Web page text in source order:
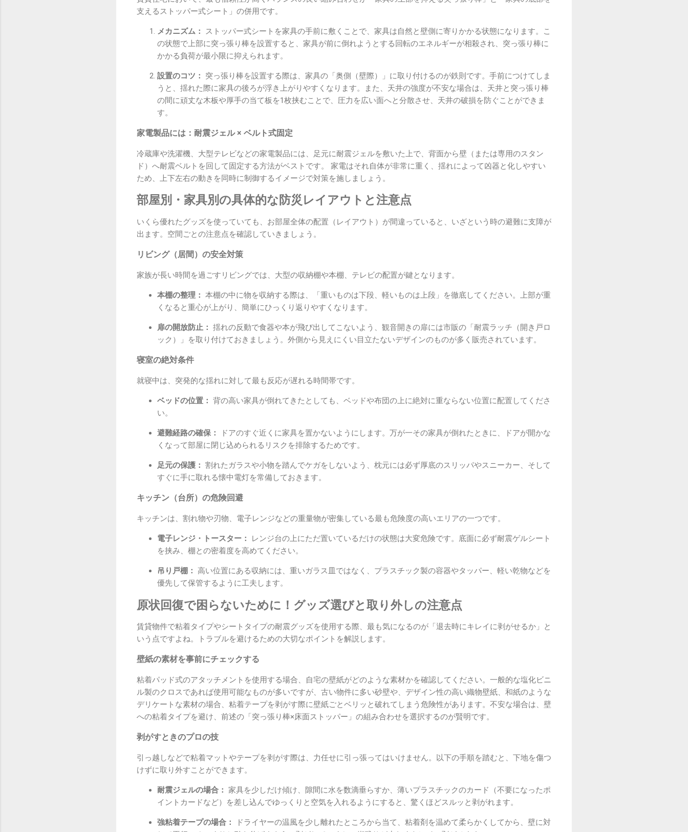
支えるストッパー式シート」の併用です。
メカニズム：
ストッパー式シートを家具の手前に敷くことで、家具は自然と壁側に寄りかかる状態になります。こ
の状態で上部に突っ張り棒を設置すると、家具が前に倒れようとする回転のエネルギーが相殺され、突っ張り棒に
かかる負荷が最小限に抑えられます。
設置のコツ：
突っ張り棒を設置する際は、家具の「奥側（壁際）」に取り付けるのが鉄則です。手前につけてしま
うと、揺れた際に家具の後ろが浮き上がりやすくなります。また、天井の強度が不安な場合は、天井と突っ張り棒
の間に頑丈な木板や厚手の当て板を1枚挟むことで、圧力を広い面へと分散させ、天井の破損を防ぐことができま
す。
家電製品には：耐震ジェル × ベルト式固定
冷蔵庫や洗濯機、大型テレビなどの家電製品には、足元に耐震ジェルを敷いた上で、背面から壁（または専用のスタン
ド）へ耐震ベルトを回して固定する方法がベストです。 家電はそれ自体が非常に重く、揺れによって凶器と化しやすい
ため、上下左右の動きを同時に制御するイメージで対策を施しましょう。
部屋別・家具別の具体的な防災レイアウトと注意点
いくら優れたグッズを使っていても、お部屋全体の配置（レイアウト）が間違っていると、いざという時の避難に支障が
出ます。空間ごとの注意点を確認していきましょう。
リビング（居間）の安全対策
家族が長い時間を過ごすリビングでは、大型の収納棚や本棚、テレビの配置が鍵となります。
本棚の整理： 本棚の中に物を収納する際は、「重いものは下段、軽いものは上段」を徹底してください。上部が重
くなると重心が上がり、簡単にひっくり返りやすくなります。
扉の開放防止： 揺れの反動で食器や本が飛び出してこないよう、観音開きの扉には市販の「耐震ラッチ（開き戸ロ
ック）」を取り付けておきましょう。外側から見えにくい目立たないデザインのものが多く販売されています。
寝室の絶対条件
就寝中は、突発的な揺れに対して最も反応が遅れる時間帯です。
ベッドの位置： 背の高い家具が倒れてきたとしても、ベッドや布団の上に絶対に重ならない位置に配置してくださ
い。
避難経路の確保：
ドアのすぐ近くに家具を置かないようにします。万が一その家具が倒れたときに、ドアが開かな
くなって部屋に閉じ込められるリスクを排除するためです。
足元の保護： 割れたガラスや小物を踏んでケガをしないよう、枕元には必ず厚底のスリッパやスニーカー、そして
すぐに手に取れる懐中電灯を常備しておきます。
キッチン（台所）の危険回避
キッチンは、割れ物や刃物、電子レンジなどの重量物が密集している最も危険度の高いエリアの一つです。
電子レンジ・トースター：
レンジ台の上にただ置いているだけの状態は大変危険です。底面に必ず耐震ゲルシート
を挟み、棚との密着度を高めてください。
吊り戸棚： 高い位置にある収納には、重いガラス皿ではなく、プラスチック製の容器やタッパー、軽い乾物などを
優先して保管するように工夫します。
原状回復で困らないために！グッズ選びと取り外しの注意点
賃貸物件で粘着タイプやシートタイプの耐震グッズを使用する際、最も気になるのが「退去時にキレイに剥がせるか」と
いう点ですよね。トラブルを避けるための大切なポイントを解説します。
壁紙の素材を事前にチェックする
粘着パッド式のアタッチメントを使用する場合、自宅の壁紙がどのような素材かを確認してください。一般的な塩化ビニ
ル製のクロスであれば使用可能なものが多いですが、古い物件に多い砂壁や、デザイン性の高い織物壁紙、和紙のような
デリケートな素材の場合、粘着テープを剥がす際に壁紙ごとベリッと破れてしまう危険性があります。不安な場合は、壁
への粘着タイプを避け、前述の「突っ張り棒×床面ストッパー」の組み合わせを選択するのが賢明です。
剥がすときのプロの技
引っ越しなどで粘着マットやテープを剥がす際は、力任せに引っ張ってはいけません。以下の手順を踏むと、下地を傷つ
けずに取り外すことができます。
耐震ジェルの場合： 家具を少しだけ傾け、隙間に水を数滴垂らすか、薄いプラスチックのカード（不要になったポ
イントカードなど）を差し込んでゆっくりと空気を入れるようにすると、驚くほどスルッと剥がれます。
強粘着テープの場合：
ドライヤーの温風を少し離れたところから当て、粘着剤を温めて柔らかくしてから、壁に対